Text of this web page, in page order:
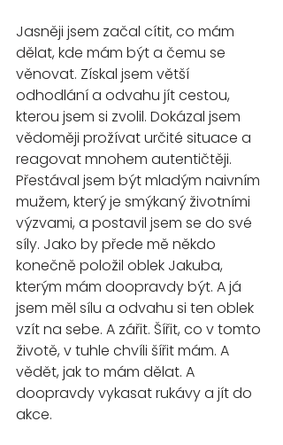
Jasněji jsem začal cítit, co mám
dělat, kde mám být a čemu se
věnovat. Získal jsem větší
odhodlání a odvahu jít cestou,
kterou jsem si zvolil. Dokázal jsem
vědoměji prožívat určité situace a
reagovat mnohem autentičtěji.
Přestával jsem být mladým naivním
mužem, který je smýkaný životními
výzvami, a postavil jsem se do své
síly. Jako by přede mě někdo
konečně položil oblek Jakuba,
kterým mám doopravdy být. A já
jsem měl sílu a odvahu si ten oblek
vzít na sebe. A zářit. Šířit, co v tomto
životě, v tuhle chvíli šířit mám. A
vědět, jak to mám dělat. A
doopravdy vykasat rukávy a jít do
akce.